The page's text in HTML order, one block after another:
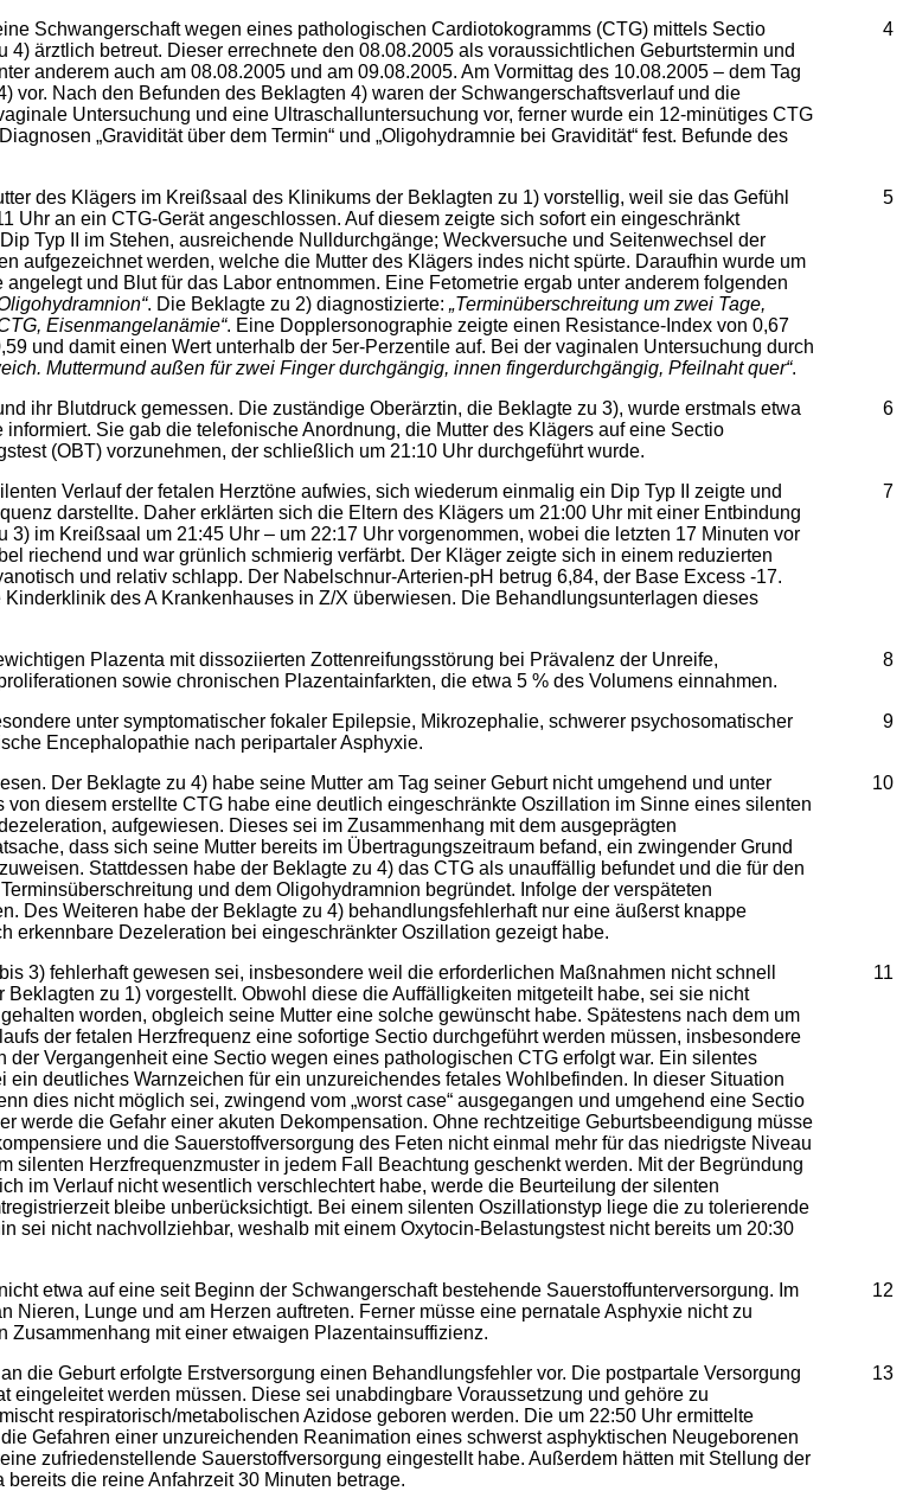
4
Schwangerschaft wegen eines pathologischen Cardiotokogramms (CTG) mittels Sectio
ärztlich betreut. Dieser errechnete den 08.08.2005 als voraussichtlichen Geburtstermin und
anderem auch am 08.08.2005 und am 09.08.2005. Am Vormittag des 10.08.2005 – dem Tag
Nach den Befunden des Beklagten 4) waren der Schwangerschaftsverlauf und die
Untersuchung und eine Ultraschalluntersuchung vor, ferner wurde ein 12-minütiges CTG
„Gravidität über dem Termin“ und „Oligohydramnie bei Gravidität“ fest. Befunde des
5
des Klägers im Kreißsaal des Klinikums der Beklagten zu 1) vorstellig, weil sie das Gefühl
an ein CTG-Gerät angeschlossen. Auf diesem zeigte sich sofort ein eingeschränkt
Typ II im Stehen, ausreichende Nulldurchgänge; Weckversuche und Seitenwechsel der
aufgezeichnet werden, welche die Mutter des Klägers indes nicht spürte. Daraufhin wurde um
und Blut für das Labor entnommen. Eine Fetometrie ergab unter anderem folgenden
. Die Beklagte zu 2) diagnostizierte: „Terminüberschreitung um zwei Tage,
Eisenmangelanämie“. Eine Dopplersonographie zeigte einen Resistance-Index von 0,67
und damit einen Wert unterhalb der 5er-Perzentile auf. Bei der vaginalen Untersuchung durch
Muttermund außen für zwei Finger durchgängig, innen fingerdurchgängig, Pfeilnaht quer“.
6
ihr Blutdruck gemessen. Die zuständige Oberärztin, die Beklagte zu 3), wurde erstmals etwa
Sie gab die telefonische Anordnung, die Mutter des Klägers auf eine Sectio
(OBT) vorzunehmen, der schließlich um 21:10 Uhr durchgeführt wurde.
7
Verlauf der fetalen Herztöne aufwies, sich wiederum einmalig ein Dip Typ II zeigte und
darstellte. Daher erklärten sich die Eltern des Klägers um 21:00 Uhr mit einer Entbindung
im Kreißsaal um 21:45 Uhr – um 22:17 Uhr vorgenommen, wobei die letzten 17 Minuten vor
riechend und war grünlich schmierig verfärbt. Der Kläger zeigte sich in einem reduzierten
und relativ schlapp. Der Nabelschnur-Arterien-pH betrug 6,84, der Base Excess -17.
des A Krankenhauses in Z/X überwiesen. Die Behandlungsunterlagen dieses
8
Plazenta mit dissoziierten Zottenreifungsstörung bei Prävalenz der Unreife,
sowie chronischen Plazentainfarkten, die etwa 5 % des Volumens einnahmen.
9
unter symptomatischer fokaler Epilepsie, Mikrozephalie, schwerer psychosomatischer
Encephalopathie nach peripartaler Asphyxie.
10
Der Beklagte zu 4) habe seine Mutter am Tag seiner Geburt nicht umgehend und unter
diesem erstellte CTG habe eine deutlich eingeschränkte Oszillation im Sinne eines silenten
aufgewiesen. Dieses sei im Zusammenhang mit dem ausgeprägten
dass sich seine Mutter bereits im Übertragungszeitraum befand, ein zwingender Grund
Stattdessen habe der Beklagte zu 4) das CTG als unauffällig befundet und die für den
und dem Oligohydramnion begründet. Infolge der verspäteten
Des Weiteren habe der Beklagte zu 4) behandlungsfehlerhaft nur eine äußerst knappe
Dezeleration bei eingeschränkter Oszillation gezeigt habe.
11
3) fehlerhaft gewesen sei, insbesondere weil die erforderlichen Maßnahmen nicht schnell
zu 1) vorgestellt. Obwohl diese die Auffälligkeiten mitgeteilt habe, sei sie nicht
worden, obgleich seine Mutter eine solche gewünscht habe. Spätestens nach dem um
der fetalen Herzfrequenz eine sofortige Sectio durchgeführt werden müssen, insbesondere
Vergangenheit eine Sectio wegen eines pathologischen CTG erfolgt war. Ein silentes
deutliches Warnzeichen für ein unzureichendes fetales Wohlbefinden. In dieser Situation
dies nicht möglich sei, zwingend vom „worst case“ ausgegangen und umgehend eine Sectio
werde die Gefahr einer akuten Dekompensation. Ohne rechtzeitige Geburtsbeendigung müsse
und die Sauerstoffversorgung des Feten nicht einmal mehr für das niedrigste Niveau
Herzfrequenzmuster in jedem Fall Beachtung geschenkt werden. Mit der Begründung
im Verlauf nicht wesentlich verschlechtert habe, werde die Beurteilung der silenten
bleibe unberücksichtigt. Bei einem silenten Oszillationstyp liege die zu tolerierende
sei nicht nachvollziehbar, weshalb mit einem Oxytocin-Belastungstest nicht bereits um 20:30
12
etwa auf eine seit Beginn der Schwangerschaft bestehende Sauerstoffunterversorgung. Im
Lunge und am Herzen auftreten. Ferner müsse eine pernatale Asphyxie nicht zu
mit einer etwaigen Plazentainsuffizienz.
13
die Geburt erfolgte Erstversorgung einen Behandlungsfehler vor. Die postpartale Versorgung
werden müssen. Diese sei unabdingbare Voraussetzung und gehöre zu
respiratorisch/metabolischen Azidose geboren werden. Die um 22:50 Uhr ermittelte
Gefahren einer unzureichenden Reanimation eines schwerst asphyktischen Neugeborenen
zufriedenstellende Sauerstoffversorgung eingestellt habe. Außerdem hätten mit Stellung der
die reine Anfahrzeit 30 Minuten betrage.